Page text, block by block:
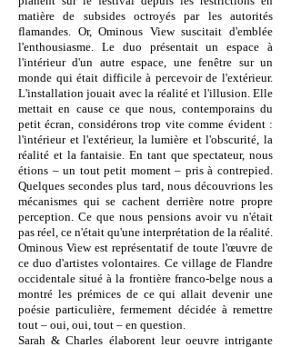
matière de subsides octroyés par les autorités
flamandes. Or, Ominous View suscitait d'emblée
l'enthousiasme. Le duo présentait un espace à
l'intérieur d'un autre espace, une fenêtre sur un
monde qui était difficile à percevoir de l'extérieur.
L'installation jouait avec la réalité et l'illusion. Elle
mettait en cause ce que nous, contemporains du
petit écran, considérons trop vite comme évident :
l'intérieur et l'extérieur, la lumière et l'obscurité, la
réalité et la fantaisie. En tant que spectateur, nous
étions – un tout petit moment – pris à contrepied.
Quelques secondes plus tard, nous découvrions les
mécanismes qui se cachent derrière notre propre
perception. Ce que nous pensions avoir vu n'était
pas réel, ce n'était qu'une interprétation de la réalité.
Ominous View est représentatif de toute l'œuvre de
ce duo d'artistes volontaires. Ce village de Flandre
occidentale situé à la frontière franco-belge nous a
montré les prémices de ce qui allait devenir une
poésie particulière, fermement décidée à remettre
tout – oui, oui, tout – en question.
Sarah & Charles élaborent leur oeuvre intrigante